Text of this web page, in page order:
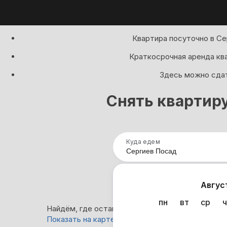
Квартира посуточно в
Краткосрочная аренда
Здесь можно
Снять
Куда едем
пн
вт ср
Найдём, где остановиться в Сергиевом Посаде:
Показать на карте